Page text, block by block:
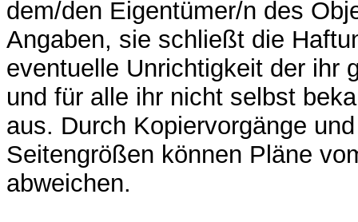
dem/den Eigentümer/n des
Angaben, sie schließt die
eventuelle Unrichtigkeit der ihr
und für alle ihr nicht selbst
aus. Durch Kopiervorgänge
Seitengrößen können Pläne
abweichen.